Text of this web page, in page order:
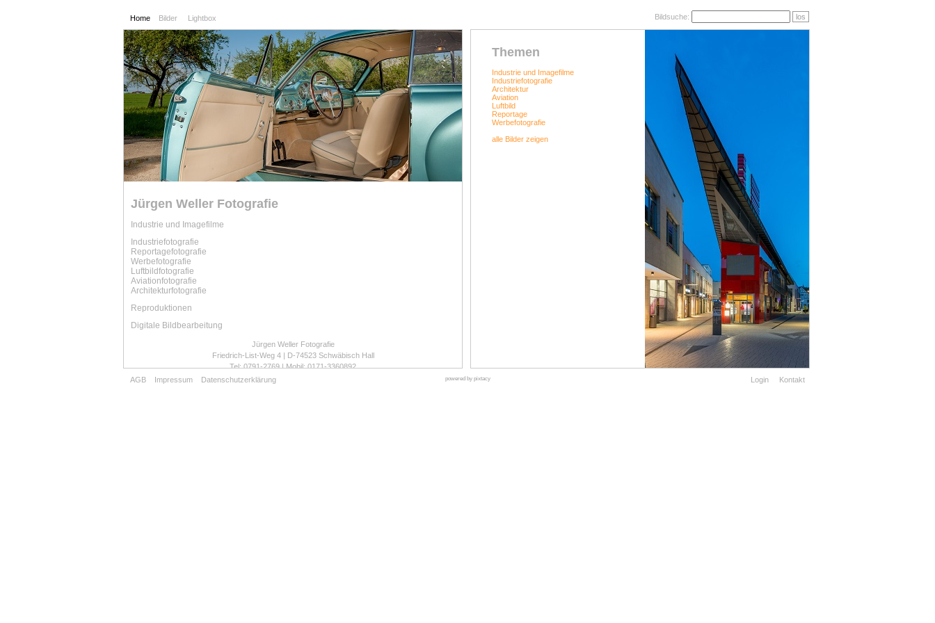
Home Bilder Lightbox Bildsuche: los
AGB Impressum Datenschutzerklärung powered by pixtacy Login Kontakt
Jürgen Weller Fotografie
Industrie und Imagefilme
Industriefotografie
Reportagefotografie
Werbefotografie
Luftbildfotografie
Aviationfotografie
Architekturfotografie
Reproduktionen
Digitale Bildbearbeitung
Jürgen Weller Fotografie
Friedrich-List-Weg 4 | D-74523 Schwäbisch Hall
Tel: 0791-2769 | Mobil: 0171-3360892
weller.fotografie@t-online.de
Themen
Industrie und Imagefilme
Industriefotografie
Architektur
Aviation
Luftbild
Reportage
Werbefotografie
alle Bilder zeigen